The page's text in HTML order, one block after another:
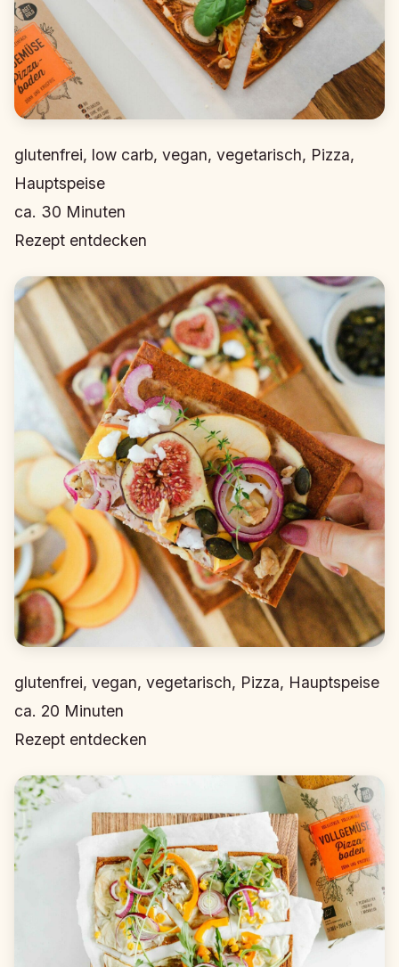
glutenfrei, low carb, vegan, vegetarisch, Pizza,
Hauptspeise
ca. 30 Minuten
Rezept entdecken
glutenfrei, vegan, vegetarisch, Pizza, Hauptspeise
ca. 20 Minuten
Rezept entdecken